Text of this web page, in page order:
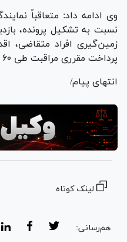
وی ادامه داد: متعاقباً
نسبت به تشکیل پرونده،
زمین‌گیری افراد متقاضی،
پرداخت مقرری مراقبت طی ۶۰ قسط ماهیانه اقدام می‌کنند.
انتهای پیام/
لینک کوتاه
هم‌رسانی: